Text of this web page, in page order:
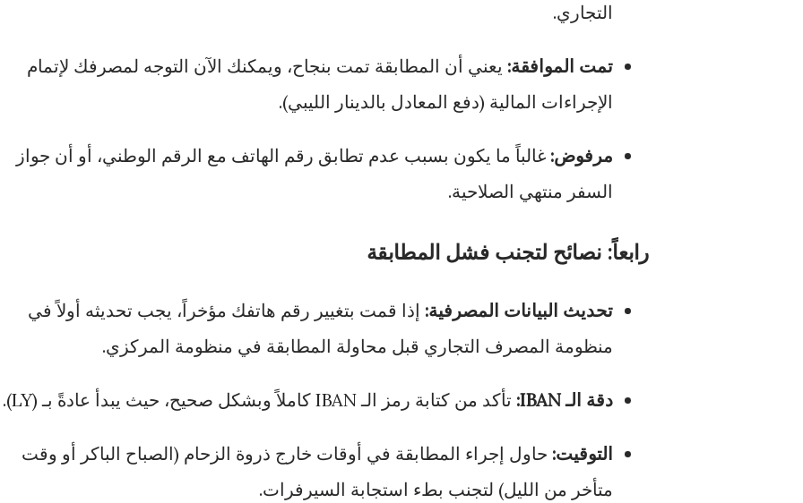
التجاري.
تمت الموافقة: يعني أن المطابقة تمت بنجاح، ويمكنك الآن التوجه لمصرفك لإتمام
الإجراءات المالية (دفع المعادل بالدينار الليبي).
مرفوض: غالباً ما يكون بسبب عدم تطابق رقم الهاتف مع الرقم الوطني، أو أن جواز
السفر منتهي الصلاحية.
رابعاً: نصائح لتجنب فشل المطابقة
تحديث البيانات المصرفية: إذا قمت بتغيير رقم هاتفك مؤخراً، يجب تحديثه أولاً في
منظومة المصرف التجاري قبل محاولة المطابقة في منظومة المركزي.
دقة الـ IBAN: تأكد من كتابة رمز الـ IBAN كاملاً وبشكل صحيح، حيث يبدأ عادةً بـ (LY).
التوقيت: حاول إجراء المطابقة في أوقات خارج ذروة الزحام (الصباح الباكر أو وقت
متأخر من الليل) لتجنب بطء استجابة السيرفرات.